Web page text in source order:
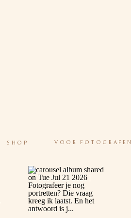
VOOR FOTOGRAFEN
SHOP